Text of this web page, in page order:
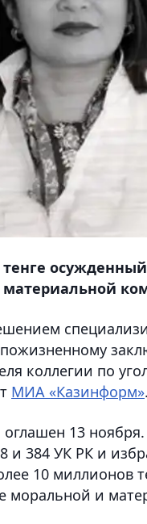
коллегии по
МИА «Казинформ».
13
и 384 УК РК и
10 миллионов
моральной и